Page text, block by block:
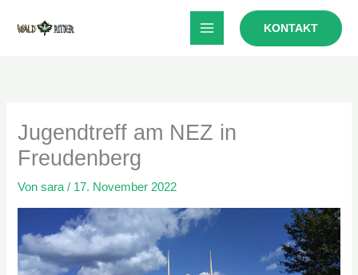
Inhalt
KONTAKT
Jugendtreff am NEZ in
Freudenberg
Vonsara/ 17. November 2022